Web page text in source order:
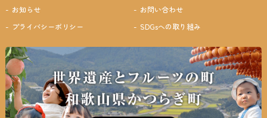
お知らせ
お問い合わせ
プライバシーポリシー
SDGsへの取り組み